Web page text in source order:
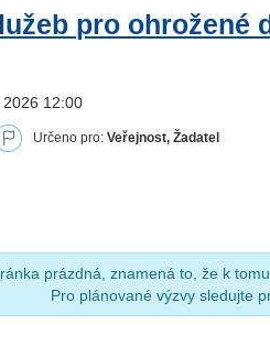
pro ohrožené
12:00
Určeno pro:Veřejnost, Žadatel
prázdná, znamená to, že k
Pro plánované výzvy sledujte